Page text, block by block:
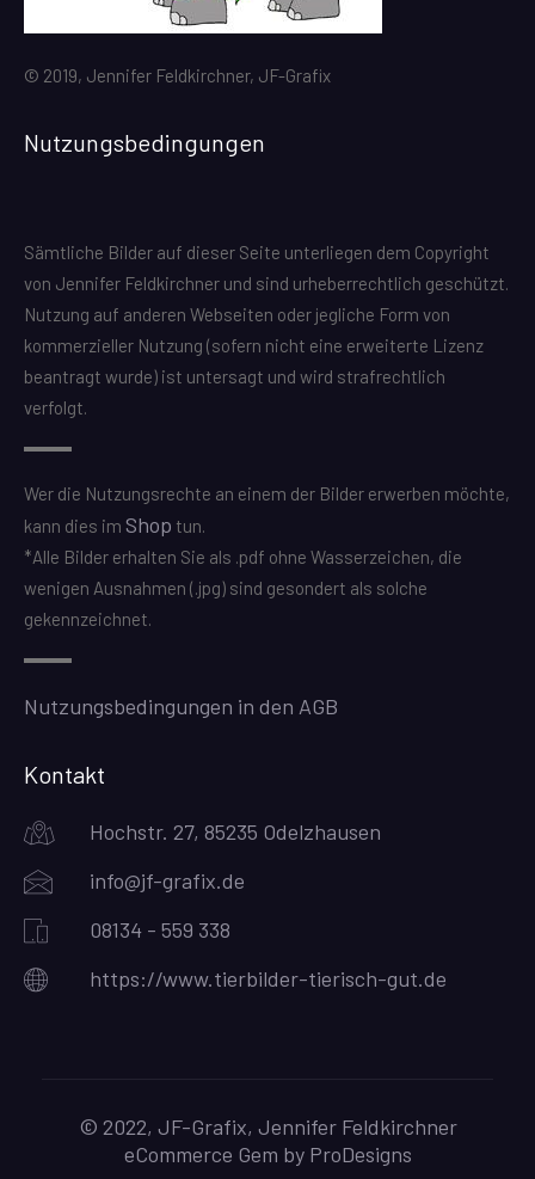
© 2019, Jennifer Feldkirchner, JF-Grafix
Nutzungsbedingungen
Sämtliche Bilder auf dieser Seite unterliegen dem Copyright
von Jennifer Feldkirchner und sind urheberrechtlich geschützt.
Nutzung auf anderen Webseiten oder jegliche Form von
kommerzieller Nutzung (sofern nicht eine erweiterte Lizenz
beantragt wurde) ist untersagt und wird strafrechtlich
verfolgt.
Wer die Nutzungsrechte an einem der Bilder erwerben möchte,
kann dies im Shop tun.
*Alle Bilder erhalten Sie als .pdf ohne Wasserzeichen, die
wenigen Ausnahmen (.jpg) sind gesondert als solche
gekennzeichnet.
Nutzungsbedingungen in den AGB
Kontakt
Hochstr. 27, 85235 Odelzhausen
info@jf-grafix.de
08134 - 559 338
https://www.tierbilder-tierisch-gut.de
© 2022, JF-Grafix, Jennifer Feldkirchner
eCommerce Gem by ProDesigns